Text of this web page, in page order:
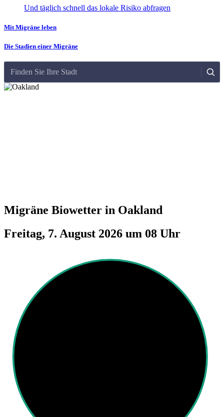
Und täglich schnell das lokale Risiko abfragen
Mit Migräne leben
Die Stadien einer Migräne
Finden Sie Ihre Stadt
Migräne Biowetter in Oakland
Freitag, 7. August 2026 um 08 Uhr